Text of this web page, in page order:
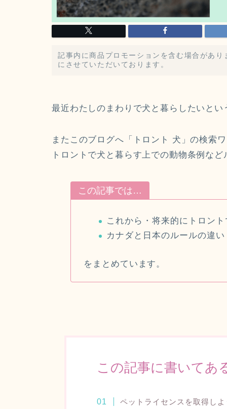
記事内に商品プロモーションを含む場合があ
にさせていただいております。
最近わたしのまわりで犬と暮らしたいと
またこのブログへ「トロント 犬」の検索
トロントで犬と暮らす上での動物条例な
この記事では…
これから・将来的にトロン
カナダと日本のルールの違い
をまとめています。
この記事に書いてあ
ペットライセンスを取得しよ